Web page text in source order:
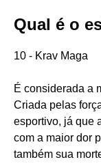
Qual é o
10 - Krav Maga
É considerada a
Criada pelas
esportivo, já que
com a maior dor
também sua